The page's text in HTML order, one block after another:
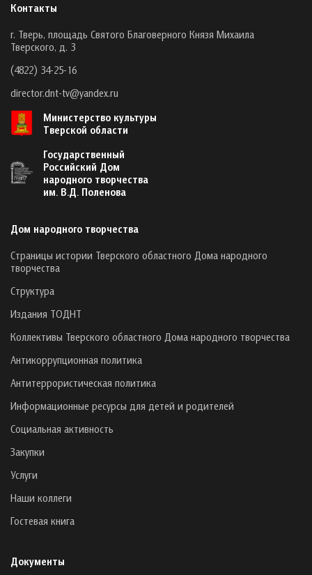
Контакты
г. Тверь, площадь Святого Благоверного Князя Михаила
Тверского, д. 3
(4822) 34-25-16
director.dnt-tv@yandex.ru
Министерство культуры
Тверской области
Государственный
Российский Дом
народного творчества
им. В.Д. Поленова
Дом народного творчества
Страницы истории Тверского областного Дома народного
творчества
Структура
Издания ТОДНТ
Коллективы Тверского областного Дома народного творчества
Антикоррупционная политика
Антитеррористическая политика
Информационные ресурсы для детей и родителей
Социальная активность
Закупки
Услуги
Наши коллеги
Гостевая книга
Документы